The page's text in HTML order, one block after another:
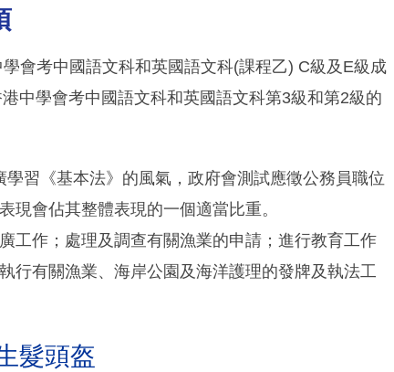
會考中國語文科和英國語文科(課程乙) C級及E級成
中學會考中國語文科和英國語文科第3級和第2級的
習《基本法》的風氣，政府會測試應徵公務員職位
現會佔其整體表現的一個適當比重。
工作；處理及調查有關漁業的申請；進行教育工作
行有關漁業、海岸公園及海洋護理的發牌及執法工
髮頭盔